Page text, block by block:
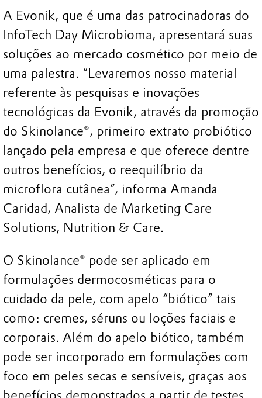
A Evonik, que é uma das patrocinadoras do
InfoTech Day Microbioma, apresentará suas
soluções ao mercado cosmético por meio de
uma palestra. “Levaremos nosso material
referente às pesquisas e inovações
tecnológicas da Evonik, através da promoção
do Skinolance®, primeiro extrato probiótico
lançado pela empresa e que oferece dentre
outros benefícios, o reequilíbrio da
microflora cutânea”, informa Amanda
Caridad, Analista de Marketing Care
Solutions, Nutrition & Care.
O Skinolance® pode ser aplicado em
formulações dermocosméticas para o
cuidado da pele, com apelo “biótico” tais
como: cremes, séruns ou loções faciais e
corporais. Além do apelo biótico, também
pode ser incorporado em formulações com
foco em peles secas e sensíveis, graças aos